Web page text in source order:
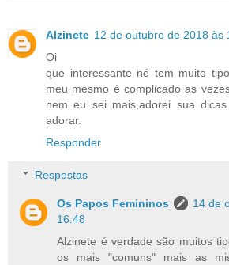
Alzinete 12 de outubro de 2018 às
Oi
que interessante né tem muito
meu mesmo é complicado as
nem eu sei mais,adorei sua
adorar.
Responder
Respostas
Os Papos Femininos
14 de
16:48
Alzinete é verdade são muitos
os mais "comuns" mais as